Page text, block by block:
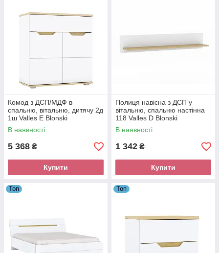
Комод з ДСП/МДФ в
спальню, вітальню, дитячу 2д
1ш Valles E Blonski
В наявності
5 368 ₴
Купити
Полиця навісна з ДСП у
вітальню, спальню настінна
118 Valles D Blonski
В наявності
1 342 ₴
Купити
Топ Топ